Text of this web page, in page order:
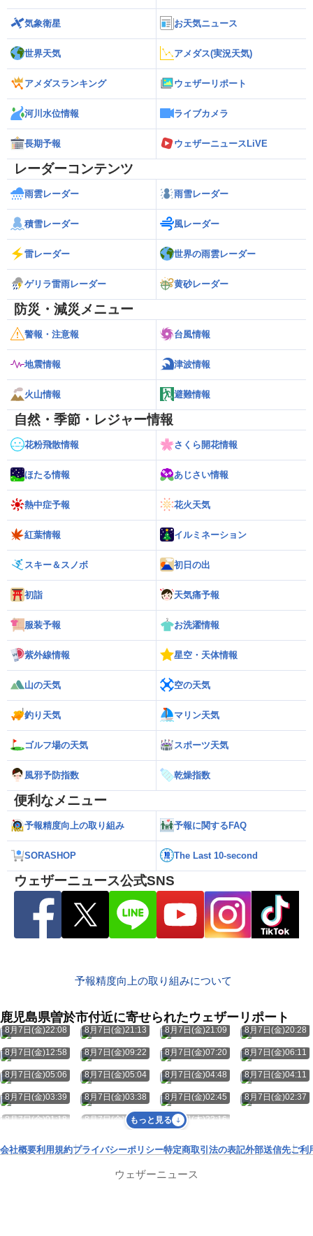
気象衛星 お天気ニュース
世界天気 アメダス(実況天気)
アメダスランキング ウェザーリポート
河川水位情報 ライブカメラ
長期予報 ウェザーニュースLiVE
レーダーコンテンツ
雨雲レーダー 雨雪レーダー
積雪レーダー 風レーダー
雷レーダー 世界の雨雲レーダー
ゲリラ雷雨レーダー 黄砂レーダー
防災・減災メニュー
警報・注意報 台風情報
地震情報 津波情報
火山情報 避難情報
自然・季節・レジャー情報
花粉飛散情報 さくら開花情報
ほたる情報 あじさい情報
熱中症予報 花火天気
紅葉情報 イルミネーション
スキー＆スノボ 初日の出
初詣 天気痛予報
服装予報 お洗濯情報
紫外線情報 星空・天体情報
山の天気 空の天気
釣り天気 マリン天気
ゴルフ場の天気 スポーツ天気
風邪予防指数 乾燥指数
便利なメニュー
予報精度向上の取り組み 予報に関するFAQ
SORASHOP The Last 10-second
ウェザーニュース公式SNS
予報精度向上の取り組みについて
鹿児島県曽於市付近に寄せられたウェザーリポート
8月7日(金)22:08 8月7日(金)21:13 8月7日(金)21:09 8月7日(金)20:28
8月7日(金)12:58 8月7日(金)09:22 8月7日(金)07:20 8月7日(金)06:11
8月7日(金)05:06 8月7日(金)05:04 8月7日(金)04:48 8月7日(金)04:11
8月7日(金)03:39 8月7日(金)03:38 8月7日(金)02:45 8月7日(金)02:37
8月7日(金)01:18 8月7日(金)00:52 8月6日(木)23:16
もっと見る
会社概要利用規約プライバシーポリシー特定商取引法の表記外部送信先ご利
ウェザーニュース